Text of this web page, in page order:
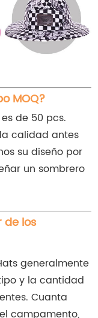
MOQ?
de 50 pcs.
calidad antes
su diseño por
un sombrero
de los
generalmente
y la cantidad
Cuanta
campamento,